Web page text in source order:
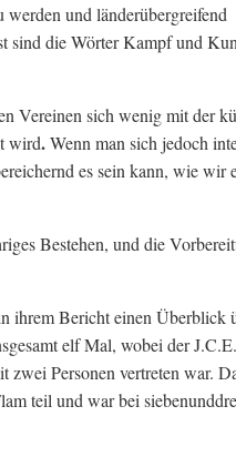
und länderübergreifend
sind die Wörter Kampf und
Vereinen sich wenig mit der
wird.Wenn man sich jedoch
es sein kann, wie wir
Bestehen, und die
ihrem Bericht einen Überblick
elf Mal, wobei der
Personen vertreten war.
teil und war bei